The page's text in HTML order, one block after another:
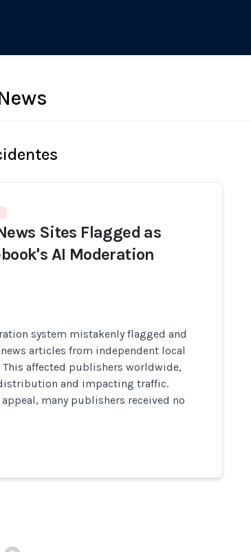
Sites Flagged as
AI Moderation
system mistakenly flagged and
articles from independent local
affected publishers worldwide,
and impacting traffic.
many publishers received no